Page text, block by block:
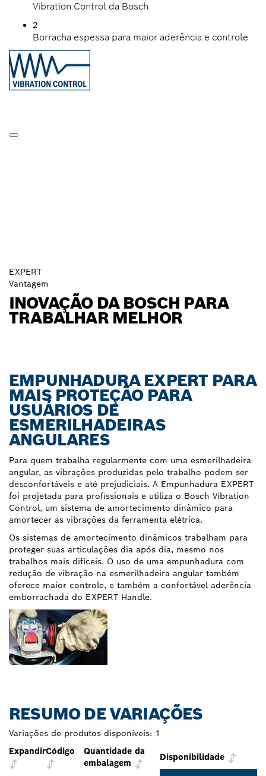
Vibration Control da Bosch
2
Borracha espessa para maior aderência e controle
EXPERT
Vantagem
INOVAÇÃO DA BOSCH PARA
TRABALHAR MELHOR
EMPUNHADURA EXPERT PARA
MAIS PROTEÇÃO PARA
USUÁRIOS DE
ESMERILHADEIRAS
ANGULARES
Para quem trabalha regularmente com uma esmerilhadeira
angular, as vibrações produzidas pelo trabalho podem ser
desconfortáveis e até prejudiciais. A Empunhadura EXPERT
foi projetada para profissionais e utiliza o Bosch Vibration
Control, um sistema de amortecimento dinâmico para
amortecer as vibrações da ferramenta elétrica.
Os sistemas de amortecimento dinâmicos trabalham para
proteger suas articulações dia após dia, mesmo nos
trabalhos mais difíceis. O uso de uma empunhadura com
redução de vibração na esmerilhadeira angular também
oferece maior controle, e também a confortável aderência
emborrachada do EXPERT Handle.
RESUMO DE VARIAÇÕES
Variações de produtos disponíveis: 1
ExpandirCódigo
Quantidade da
embalagem
Disponibilidade